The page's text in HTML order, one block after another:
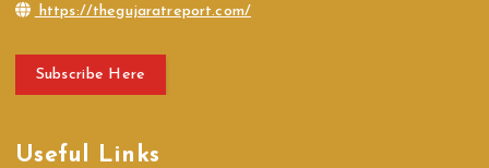
https://thegujaratreport.com/
Subscribe Here
Useful Links